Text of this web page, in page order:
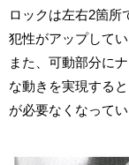
ロックは左右2箇所
犯性がアップしてい
また、可動部分に
な動きを実現する
が必要なくなってい